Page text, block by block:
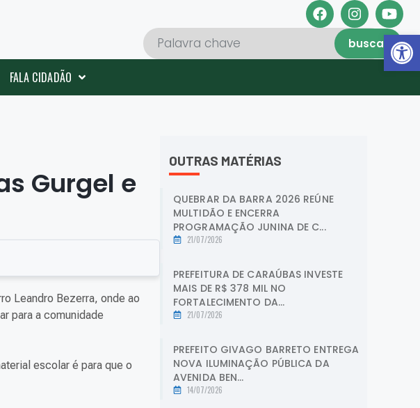
buscar
FALA CIDADÃO
Gurgel e
Leandro Bezerra, onde ao
para a comunidade
escolar é para que o
OUTRAS MATÉRIAS
QUEBRAR DA BARRA 2026 REÚNE
MULTIDÃO E ENCERRA
PROGRAMAÇÃO JUNINA DE C...
21/07/2026
PREFEITURA DE CARAÚBAS INVESTE
MAIS DE R$ 378 MIL NO
FORTALECIMENTO DA...
21/07/2026
PREFEITO GIVAGO BARRETO ENTREGA
NOVA ILUMINAÇÃO PÚBLICA DA
AVENIDA BEN...
14/07/2026
Abrir